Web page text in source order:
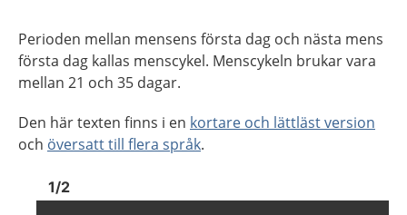
Perioden mellan mensens första dag och nästa mens
första dag kallas menscykel. Menscykeln brukar vara
mellan 21 och 35 dagar.
Den här texten finns i en kortare och lättläst version
och översatt till flera språk.
Bild 1
1/2